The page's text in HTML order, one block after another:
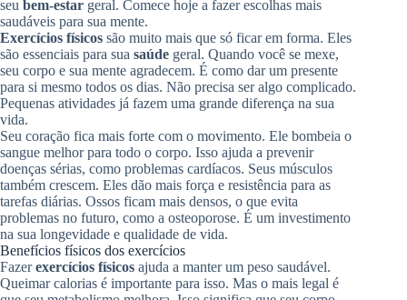
seu bem-estar geral. Comece hoje a fazer escolhas mais
saudáveis para sua mente.
Exercícios físicos são muito mais que só ficar em forma. Eles
são essenciais para sua saúde geral. Quando você se mexe,
seu corpo e sua mente agradecem. É como dar um presente
para si mesmo todos os dias. Não precisa ser algo complicado.
Pequenas atividades já fazem uma grande diferença na sua
vida.
Seu coração fica mais forte com o movimento. Ele bombeia o
sangue melhor para todo o corpo. Isso ajuda a prevenir
doenças sérias, como problemas cardíacos. Seus músculos
também crescem. Eles dão mais força e resistência para as
tarefas diárias. Ossos ficam mais densos, o que evita
problemas no futuro, como a osteoporose. É um investimento
na sua longevidade e qualidade de vida.
Benefícios físicos dos exercícios
Fazerexercícios físicos ajuda a manter um peso saudável.
Queimar calorias é importante para isso. Mas o mais legal é